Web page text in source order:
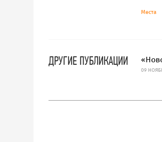
Места
ДРУГИЕ ПУБЛИКАЦИИ
09